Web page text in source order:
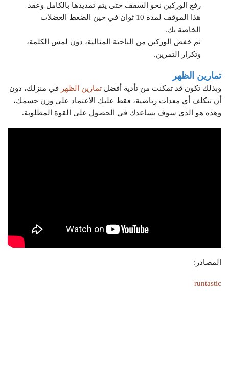
رفع الوركين نحو السقف حتى يتم تمديدها بالكامل وعقد
هذا الموقف لمدة 10 ثوان في حين الضغط العضلات
الخاصة بك.
ثم خفض الوركين من الناحية المثالية، دون لمس الكلمة،
وتكرار التمرين.
تمارين الظهر
وبذلك تكون قد تمكنت من تأدية أفضل تمارين الظهر في منزلك، دون
أن تتكلف أي معدات رياضية، فقط عليك الاعتماد على وزن جسمك،
وهذه هو الذي سوف يساعدك في الحصول على القوة المطلوبة.
المصادر:
runtastic